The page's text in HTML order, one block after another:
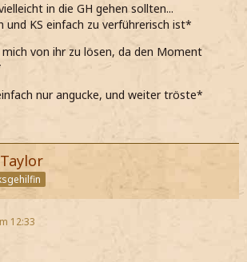
keinen Fall!
sage*
in die GH gehen sollten...
und KS einfach zu verführerisch ist*
von ihr zu lösen, da den Moment
nur angucke, und weiter tröste*
12:33